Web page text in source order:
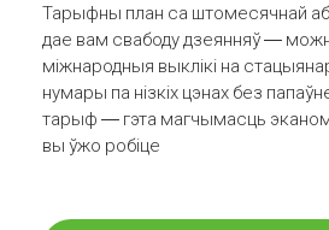
Тарыфны план са штомесячнай
дае вам свабоду дзеянняў —
міжнародныя выклікі на
нумары па нізкіх цэнах без
тарыф — гэта магчымасць
вы ўжо робіце